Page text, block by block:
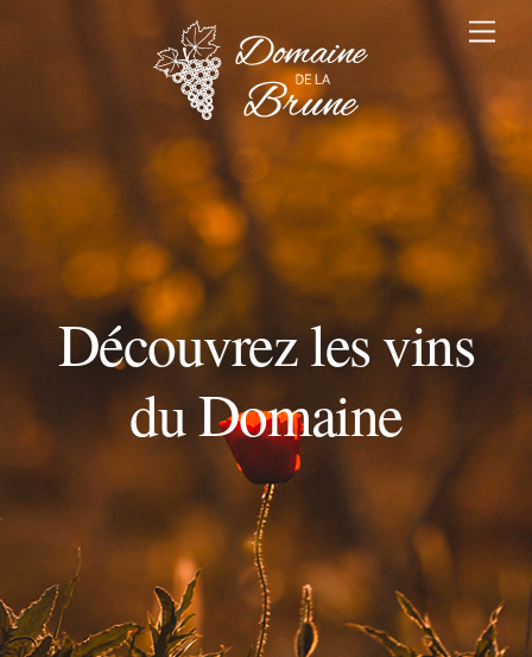
Découvrez les vins
du Domaine